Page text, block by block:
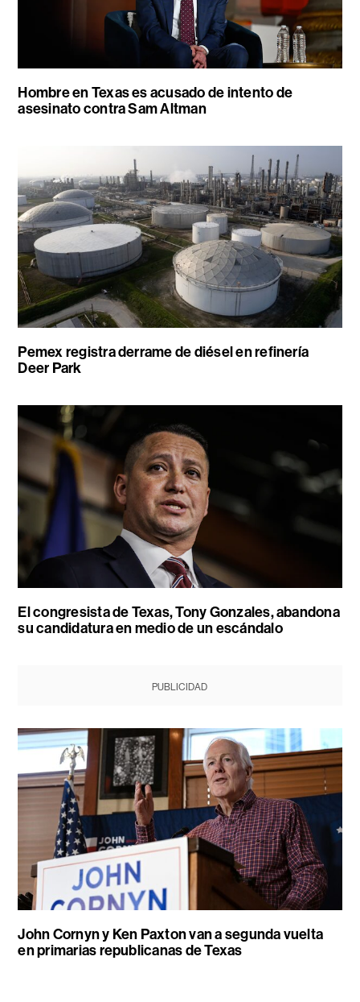
Hombre en Texas es acusado de intento de
asesinato contra Sam Altman
Pemex registra derrame de diésel en refinería
Deer Park
El congresista de Texas, Tony Gonzales, abandona
su candidatura en medio de un escándalo
PUBLICIDAD
John Cornyn y Ken Paxton van a segunda vuelta
en primarias republicanas de Texas